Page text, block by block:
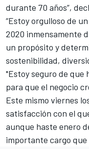
durante 70 años”,
“Estoy orgulloso de
2020 inmensamente
un propósito y
sostenibilidad,
"Estoy seguro de que
para que el negocio
Este mismo viernes
satisfacción con el
aunque haste enero
importante cargo que